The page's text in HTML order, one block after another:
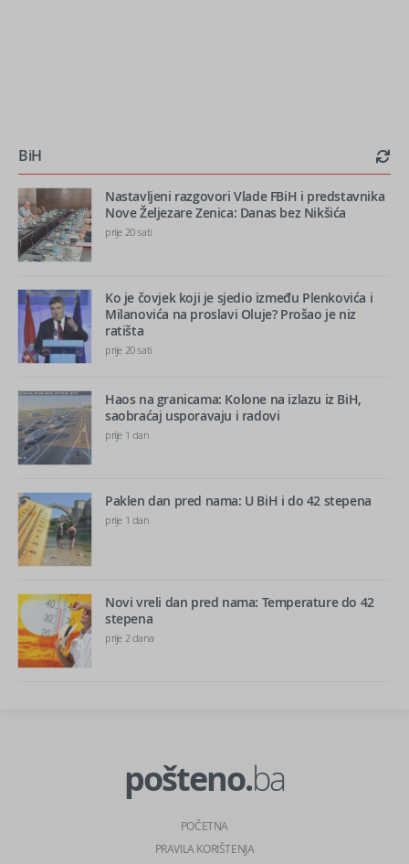
BiH
Nastavljeni razgovori Vlade FBiH i predstavnika
Nove Željezare Zenica: Danas bez Nikšića
prije 20 sati
Ko je čovjek koji je sjedio između Plenkovića i
Milanovića na proslavi Oluje? Prošao je niz
ratišta
prije 20 sati
Haos na granicama: Kolone na izlazu iz BiH,
saobraćaj usporavaju i radovi
prije 1 dan
Paklen dan pred nama: U BiH i do 42 stepena
prije 1 dan
Novi vreli dan pred nama: Temperature do 42
stepena
prije 2 dana
pošteno.ba
POČETNA
PRAVILA KORIŠTENJA